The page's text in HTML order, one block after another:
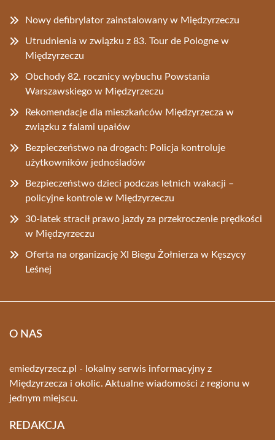
Nowy defibrylator zainstalowany w Międzyrzeczu
Utrudnienia w związku z 83. Tour de Pologne w
Międzyrzeczu
Obchody 82. rocznicy wybuchu Powstania
Warszawskiego w Międzyrzeczu
Rekomendacje dla mieszkańców Międzyrzecza w
związku z falami upałów
Bezpieczeństwo na drogach: Policja kontroluje
użytkowników jednośladów
Bezpieczeństwo dzieci podczas letnich wakacji –
policyjne kontrole w Międzyrzeczu
30-latek stracił prawo jazdy za przekroczenie prędkości
w Międzyrzeczu
Oferta na organizację XI Biegu Żołnierza w Kęszycy
Leśnej
O NAS
emiedzyrzecz.pl - lokalny serwis informacyjny z
Międzyrzecza i okolic. Aktualne wiadomości z regionu w
jednym miejscu.
REDAKCJA